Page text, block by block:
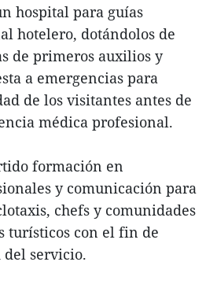
hospital para guías
hotelero, dotándolos de
de primeros auxilios y
a emergencias para
de los visitantes antes de
médica profesional.
formación en
y comunicación para
chefs y comunidades
turísticos con el fin de
servicio.